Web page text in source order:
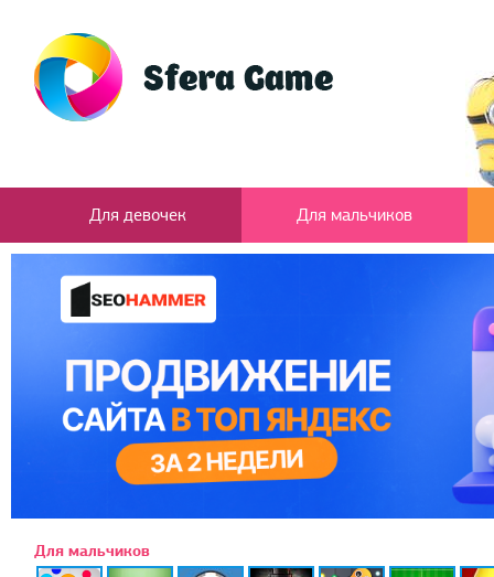
Для девочек Для мальчиков
Для мальчиков